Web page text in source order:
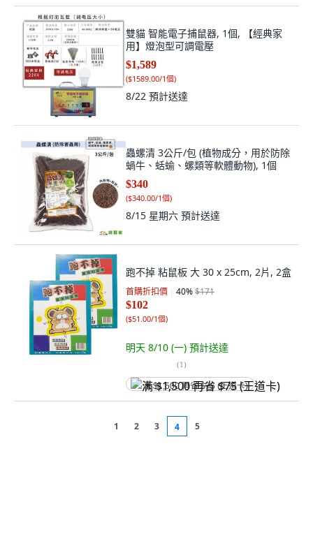
雙貓 智能電子捕鼠器, 1個, 【經典家
用】燈泡型可調電壓
$1,589
($1589.00/1個)
8/22 預計送達
蟲螺清 3公斤/包 (植物成分，用於防除
蝸牛、蛞蝓、螺類等軟體動物), 1個
$340
($340.00/1個)
8/15 星期六 預計送達
跑不掉 粘鼠板 大 30 x 25cm, 2片, 2盒
首購折扣價 40%$171
$102
($51.00/1個)
明天 8/10 (一) 預計送達
(1)
满 $1,500 再省 $75 (王道卡)
1 2 3 4 5